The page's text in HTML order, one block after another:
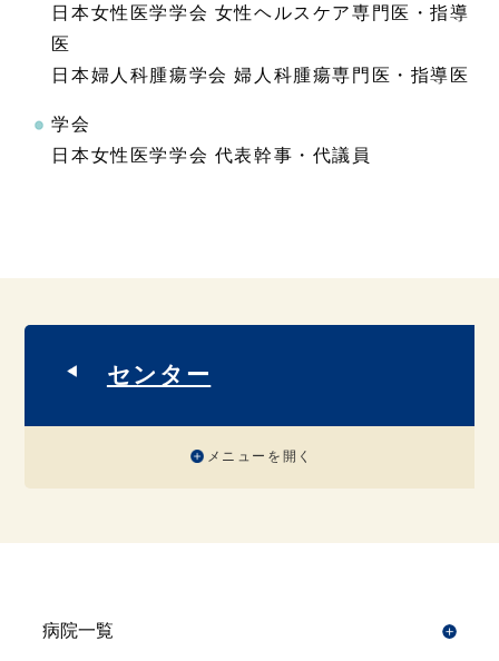
日本女性医学学会 女性ヘルスケア専門医・指導
医
日本婦人科腫瘍学会 婦人科腫瘍専門医・指導医
学会
日本女性医学学会 代表幹事・代議員
センター
メニューを開く
病院一覧